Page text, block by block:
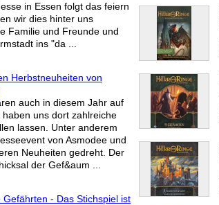
in Essen folgt das feiern
wir dies hinter uns
Familie und Freunde und
ins "da ...
Herbstneuheiten von
auch in diesem Jahr auf
uns dort zahlreiche
lassen. Unter anderem
von Asmodee und
Neuheiten gedreht. Der
der Gef&aum ...
- Das Stichspiel ist